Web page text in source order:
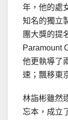
年，他的處
知名的獨立
團大獎的提
Paramount
他更執導了
速；飄移東
林詣彬雖然
忘本，成立